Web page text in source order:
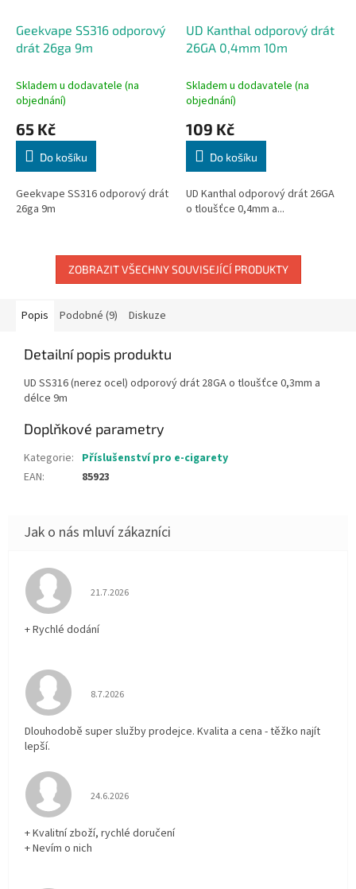
Geekvape SS316 odporový
drát 26ga 9m
Skladem u dodavatele (na
objednání)
65 Kč
Do košíku
Geekvape SS316 odporový drát
26ga 9m
UD Kanthal odporový drát
26GA 0,4mm 10m
Skladem u dodavatele (na
objednání)
109 Kč
Do košíku
UD Kanthal odporový drát 26GA
o tloušťce 0,4mm a...
ZOBRAZIT VŠECHNY SOUVISEJÍCÍ PRODUKTY
Popis Podobné (9) Diskuze
Detailní popis produktu
UD SS316 (nerez ocel) odporový drát 28GA o tloušťce 0,3mm a
délce 9m
Doplňkové parametry
Kategorie: Příslušenství pro e-cigarety
EAN: 85923
Hodnocení obchodu je 5 z 5 hvězdiček.
21.7.2026
+ Rychlé dodání
Hodnocení obchodu je 5 z 5 hvězdiček.
8.7.2026
Dlouhodobě super služby prodejce. Kvalita a cena - těžko najít
lepší.
Hodnocení obchodu je 5 z 5 hvězdiček.
24.6.2026
+ Kvalitní zboží, rychlé doručení
+ Nevím o nich